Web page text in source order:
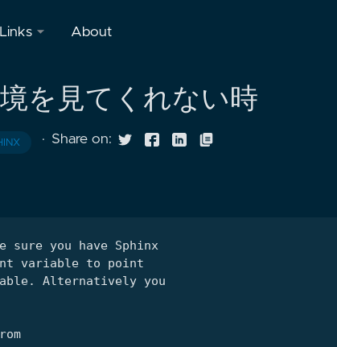
Links
Stream
About
を見てくれない時
· Share on: